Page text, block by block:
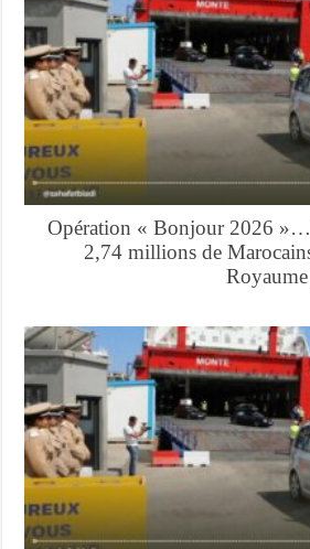
Opération « Bonjour
2,74 millions de